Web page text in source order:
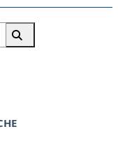
Cerca corsi
Cerca corsi